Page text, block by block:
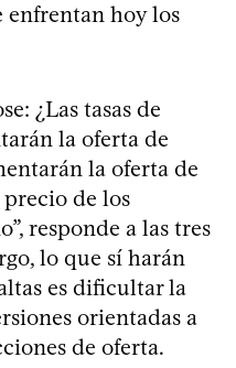
enfrentan hoy los
¿Las tasas de
la oferta de
la oferta de
de los
responde a las tres
lo que sí harán
es dificultar la
orientadas a
de oferta.